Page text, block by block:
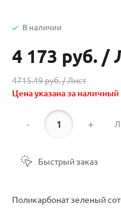
В наличии
4 173 руб. /
4715.49 руб. /Лист
Цена указана за наличный
- +
Быстрый заказ
Поликарбонат зеленый